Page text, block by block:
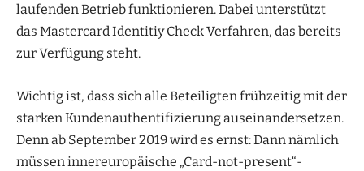
laufenden Betrieb funktionieren. Dabei unterstützt
das Mastercard Identitiy Check Verfahren, das bereits
zur Verfügung steht.
Wichtig ist, dass sich alle Beteiligten frühzeitig mit der
starken Kundenauthentifizierung auseinandersetzen.
Denn ab September 2019 wird es ernst: Dann nämlich
müssen innereuropäische „Card-not-present“-